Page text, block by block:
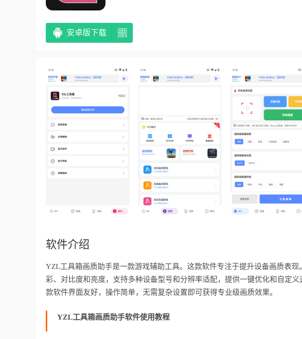
安卓版下载
软件介绍
YZL工具箱画质助手是一款游戏辅助工具。这款软件专注于提升设备画质表
彩、对比度和亮度，支持多种设备型号和分辨率适配，提供一键优化和自定
款软件界面友好，操作简单，无需复杂设置即可获得专业级画质效果。
YZL工具箱画质助手软件使用教程